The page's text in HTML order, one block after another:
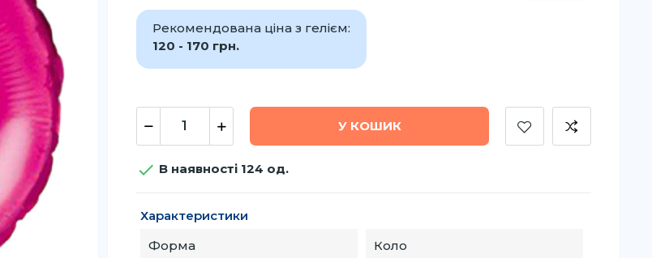
Рекомендована ціна з гелієм:
120 - 170 грн.
У КОШИК
 В наявності 124 од.
Характеристики
Форма
Коло